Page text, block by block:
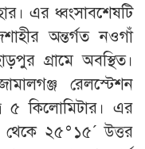
এর ধ্বংসাবশেষটি
অন্তর্গত নওগাঁ
গ্রামে অবস্থিত।
রেলস্টেশন
৫ কিলোমিটার। এর
২৫°১৫´ উত্তর